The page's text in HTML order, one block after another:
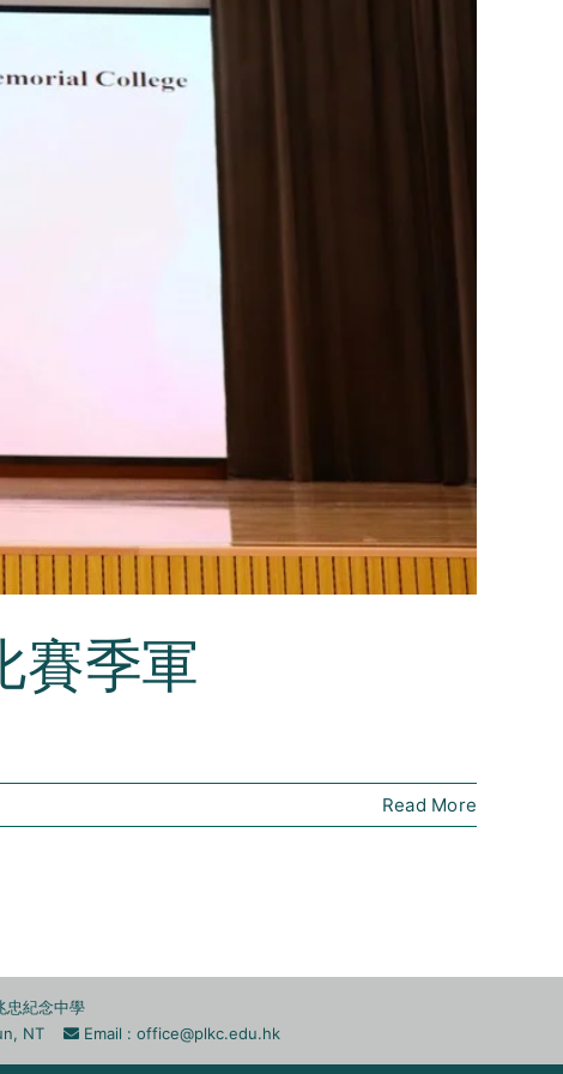
賽季軍
Read More
紀念中學
NT Email : office@plkc.edu.hk